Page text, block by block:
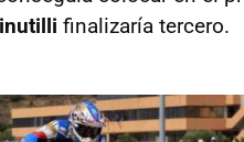
finalizaría tercero.